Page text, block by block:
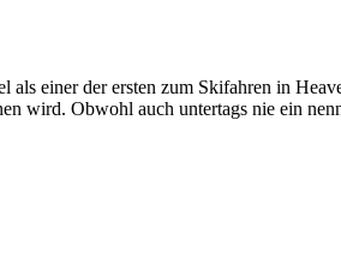
einer der ersten zum Skifahren in
wird. Obwohl auch untertags nie ein